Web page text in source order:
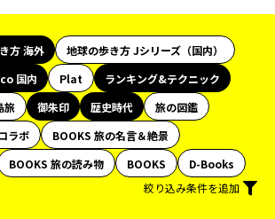
方 海外
地球の歩き方 Jシリーズ（国内）
国内 Plat
ランキング&テクニック
旅 御朱印 歴史時代
旅の図鑑
ラボ
BOOKS 旅の名言＆絶景
BOOKS 旅の読み物 BOOKS
D-Books
絞り込み条件を追加